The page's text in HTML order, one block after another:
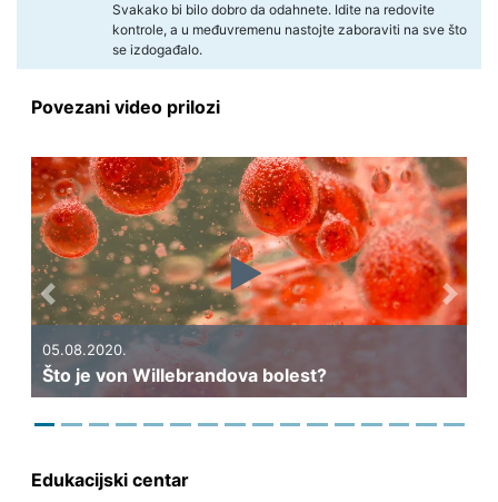
Svakako bi bilo dobro da odahnete. Idite na redovite
kontrole, a u međuvremenu nastojte zaboraviti na sve što
se izdogađalo.
Povezani video prilozi
05.08.2020.
Što je von Willebrandova bolest?
Previous Next
Edukacijski centar